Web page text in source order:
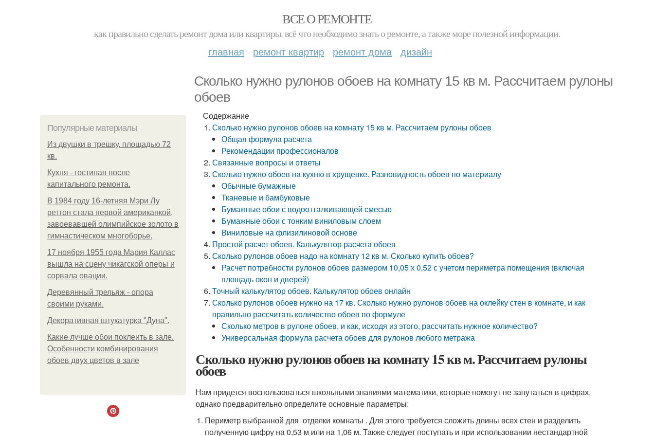
ВСЕ О РЕМОНТЕ
как правильно сделать ремонт дома или квартиры. всё что необходимо знать о ремонте, а также море полезной информации.
главная ремонт квартир ремонт дома дизайн
Сколько нужно рулонов обоев на комнату 15 кв м. Рассчитаем рулоны
обоев
Популярные материалы
Из двушки в трешку, площадью 72
кв.
Кухня - гостиная после
капитального ремонта.
В 1984 году 16-летняя Мэри Лу
реттон стала первой американкой,
завоевавшей олимпийское золото в
гимнастическом многоборье.
17 ноября 1955 года Мария Каллас
вышла на сцену чикагской оперы и
сорвала овации.
Деревянный трельяж - опора
своими руками.
Декоративная штукатурка "Дуна".
Какие лучше обои поклеить в зале.
Особенности комбинирования
обоев двух цветов в зале
Содержание
Сколько нужно рулонов обоев на комнату 15 кв м. Рассчитаем рулоны обоев
Общая формула расчета
Рекомендации профессионалов
Связанные вопросы и ответы
Сколько нужно обоев на кухню в хрущевке. Разновидность обоев по материалу
Обычные бумажные
Тканевые и бамбуковые
Бумажные обои с водоотталкивающей смесью
Бумажные обои с тонким виниловым слоем
Виниловые на флизилиновой основе
Простой расчет обоев. Калькулятор расчета обоев
Сколько рулонов обоев надо на комнату 12 кв м. Сколько купить обоев?
Расчет потребности рулонов обоев размером 10,05 х 0,52 с учетом периметра помещения (включая
площадь окон и дверей)
Точный калькулятор обоев. Калькулятор обоев онлайн
Сколько рулонов обоев нужно на 17 кв. Сколько нужно рулонов обоев на оклейку стен в комнате, и как
правильно рассчитать количество обоев по формуле
Сколько метров в рулоне обоев, и как, исходя из этого, рассчитать нужное количество?
Универсальная формула расчета обоев для рулонов любого метража
Сколько нужно рулонов обоев на комнату 15 кв м. Рассчитаем рулоны
обоев
Нам придется воспользоваться школьными знаниями математики, которые помогут не запутаться в цифрах,
однако предварительно определите основные параметры:
Периметр выбранной для отделки комнаты . Для этого требуется сложить длины всех стен и разделить
полученную цифру на 0,53 м или на 1,06 м. Также следует поступать и при использовании нестандартной